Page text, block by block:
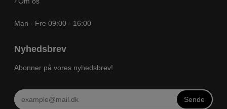
Man - Fre 09:00 - 16:00
Nyhedsbrev
Abonner på vores nyhedsbrev!
Sende